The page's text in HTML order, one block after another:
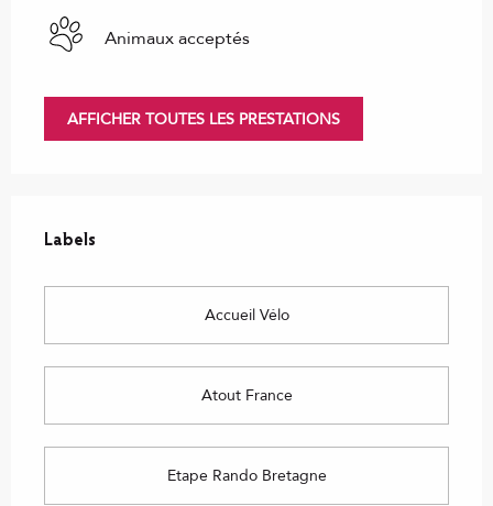
Animaux acceptés
AFFICHER TOUTES LES PRESTATIONS
Labels
Labels
Accueil Vélo
Atout France
Etape Rando Bretagne